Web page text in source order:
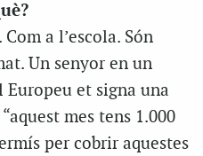
a l’escola. Són
Un senyor en un
et signa una
mes tens 1.000
per cobrir aquestes